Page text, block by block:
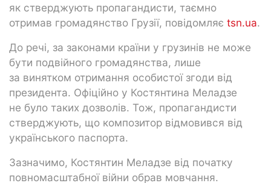
як стверджують пропагандисти, таємно
отримав громадянство Грузії, повідомляє tsn.ua.
До речі, за законами країни у грузинів не може
бути подвійного громадянства, лише
за винятком отримання особистої згоди від
президента. Офіційно у Костянтина Меладзе
не було таких дозволів. Тож, пропагандисти
стверджують, що композитор відмовився від
українського паспорта.
Зазначимо, Костянтин Меладзе від початку
повномасштабної війни обрав мовчання.